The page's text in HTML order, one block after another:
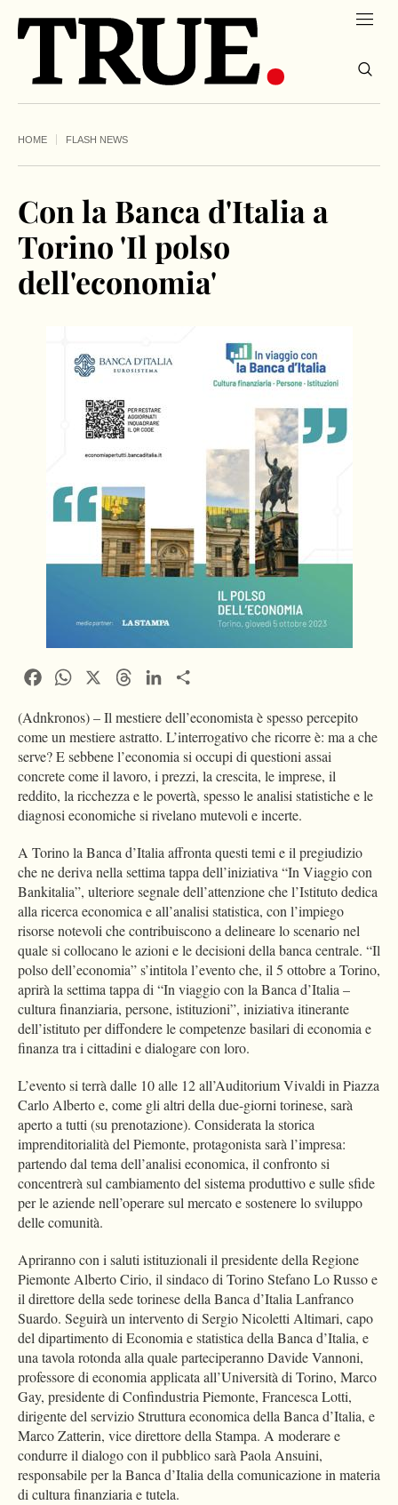
HOME FLASH NEWS
Con la Banca d'Italia a
Torino 'Il polso
dell'economia'
FacebookWhatsApp ThreadsLinkedIn
(Adnkronos) – Il mestiere dell’economista è spesso percepito
come un mestiere astratto. L’interrogativo che ricorre è: ma a che
serve? E sebbene l’economia si occupi di questioni assai
concrete come il lavoro, i prezzi, la crescita, le imprese, il
reddito, la ricchezza e le povertà, spesso le analisi statistiche e le
diagnosi economiche si rivelano mutevoli e incerte.
A Torino la Banca d’Italia affronta questi temi e il pregiudizio
che ne deriva nella settima tappa dell’iniziativa “In Viaggio con
Bankitalia”, ulteriore segnale dell’attenzione che l’Istituto dedica
alla ricerca economica e all’analisi statistica, con l’impiego
risorse notevoli che contribuiscono a delineare lo scenario nel
quale si collocano le azioni e le decisioni della banca centrale. “Il
polso dell’economia” s’intitola l’evento che, il 5 ottobre a Torino,
aprirà la settima tappa di “In viaggio con la Banca d’Italia –
cultura finanziaria, persone, istituzioni”, iniziativa itinerante
dell’istituto per diffondere le competenze basilari di economia e
finanza tra i cittadini e dialogare con loro.
L’evento si terrà dalle 10 alle 12 all’Auditorium Vivaldi in Piazza
Carlo Alberto e, come gli altri della due-giorni torinese, sarà
aperto a tutti (su prenotazione). Considerata la storica
imprenditorialità del Piemonte, protagonista sarà l’impresa:
partendo dal tema dell’analisi economica, il confronto si
concentrerà sul cambiamento del sistema produttivo e sulle sfide
per le aziende nell’operare sul mercato e sostenere lo sviluppo
delle comunità.
Apriranno con i saluti istituzionali il presidente della Regione
Piemonte Alberto Cirio, il sindaco di Torino Stefano Lo Russo e
il direttore della sede torinese della Banca d’Italia Lanfranco
Suardo. Seguirà un intervento di Sergio Nicoletti Altimari, capo
del dipartimento di Economia e statistica della Banca d’Italia, e
una tavola rotonda alla quale parteciperanno Davide Vannoni,
professore di economia applicata all’Università di Torino, Marco
Gay, presidente di Confindustria Piemonte, Francesca Lotti,
dirigente del servizio Struttura economica della Banca d’Italia, e
Marco Zatterin, vice direttore della Stampa. A moderare e
condurre il dialogo con il pubblico sarà Paola Ansuini,
responsabile per la Banca d’Italia della comunicazione in materia
di cultura finanziaria e tutela.